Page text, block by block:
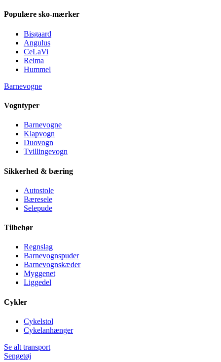
Populære sko-mærker
Bisgaard
Angulus
CeLaVi
Reima
Hummel
Barnevogne
Vogntyper
Barnevogne
Klapvogn
Duovogn
Tvillingevogn
Sikkerhed & bæring
Autostole
Bæresele
Selepude
Tilbehør
Regnslag
Barnevognspuder
Barnevognskæder
Myggenet
Liggedel
Cykler
Cykelstol
Cykelanhænger
Se alt transport
Sengetøj